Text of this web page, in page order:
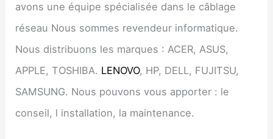
avons une équipe spécialisée dans le câblage
réseau Nous sommes revendeur informatique.
Nous distribuons les marques : ACER, ASUS,
APPLE, TOSHIBA. LENOVO, HP, DELL, FUJITSU,
SAMSUNG. Nous pouvons vous apporter : le
conseil, l installation, la maintenance.